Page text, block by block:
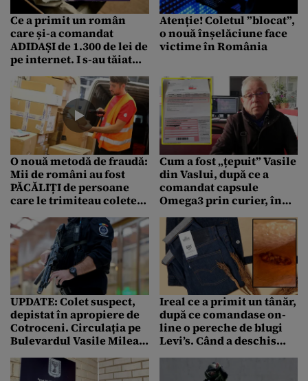
Ce a primit un român
care și-a comandat
ADIDAȘI de 1.300 de lei de
pe internet. I s-au tăiat
picioarele, când a
deschis coletul!
Atenție! Coletul ”blocat”,
o nouă înșelăciune face
victime în România
O nouă metodă de fraudă:
Mii de români au fost
PĂCĂLIȚI de persoane
care le trimiteau colete
afla în interiorul
pachetelor
Cum a fost „țepuit” Vasile
din Vaslui, după ce a
comandat capsule
Omega3 prin curier, în
UPDATE: Colet suspect,
depistat în apropiere de
Cotroceni. Circulația pe
Bulevardul Vasile Milea,
Ireal ce a primit un tânăr,
după ce comandase on-
line o pereche de blugi
Levi’s. Când a deschis
vede bine